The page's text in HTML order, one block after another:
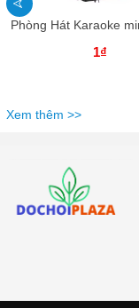
1₫
Xem thêm >>